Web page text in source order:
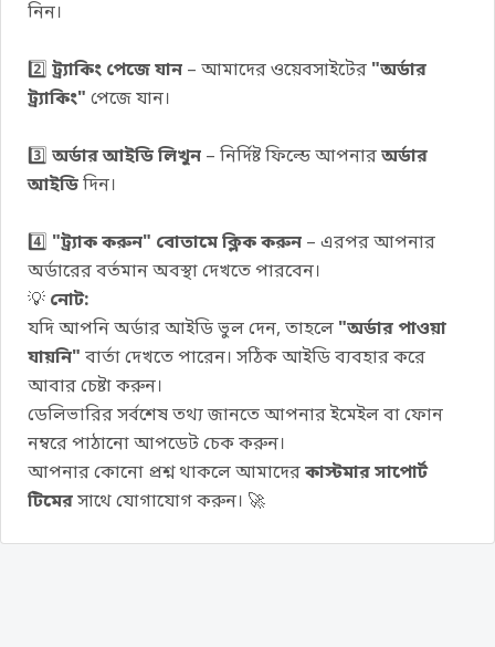
নিন।
2️⃣ ট্র্যাকিং পেজে যান – আমাদের ওয়েবসাইটের "অর্ডার
ট্র্যাকিং" পেজে যান।
3️⃣ অর্ডার আইডি লিখুন – নির্দিষ্ট ফিল্ডে আপনারঅর্ডার
আইডিদিন।
4️⃣ "ট্র্যাক করুন" বোতামে ক্লিক করুন – এরপর আপনার
অর্ডারের বর্তমান অবস্থা দেখতে পারবেন।
💡 নোট:
যদি আপনি অর্ডার আইডি ভুল দেন, তাহলে "অর্ডার পাওয়া
যায়নি" বার্তা দেখতে পারেন। সঠিক আইডি ব্যবহার করে
আবার চেষ্টা করুন।
ডেলিভারির সর্বশেষ তথ্য জানতে আপনার ইমেইল বা ফোন
নম্বরে পাঠানো আপডেট চেক করুন।
আপনার কোনো প্রশ্ন থাকলে আমাদেরকাস্টমার সাপোর্ট
টিমেরসাথে যোগাযোগ করুন। 🚀